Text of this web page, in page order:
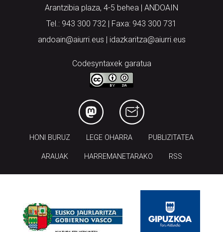
Arantzibia plaza, 4-5 behea | ANDOAIN
Tel.: 943 300 732 | Faxa: 943 300 731
andoain@aiurri.eus | idazkaritza@aiurri.eus
Codesyntaxek garatua
HONI BURUZ LEGE OHARRA PUBLIZITATEA
ARAUAK HARREMANETARAKO RSS